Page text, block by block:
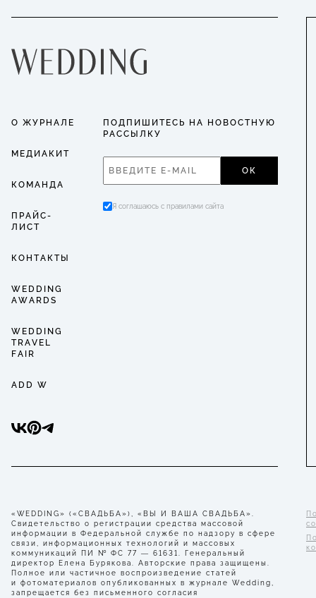
О ЖУРНАЛЕ
МЕДИАКИТ
КОМАНДА
ПРАЙС-
ЛИСТ
КОНТАКТЫ
WEDDING
AWARDS
WEDDING
TRAVEL
FAIR
ADD W
ПОДПИШИТЕСЬ НА НОВОСТНУЮ
РАССЫЛКУ
ОК
Я соглашаюсь с правилами сайта
«WEDDING» («СВАДЬБА»), «ВЫ И ВАША СВАДЬБА».
Свидетельство о регистрации средства массовой
информации в Федеральной службе по надзору в сфере
связи, информационных технологий и массовых
коммуникаций ПИ № ФС 77 — 61631. Генеральный
директор Елена Бурякова. Авторские права защищены.
Полное или частичное воспроизведение статей
и фотоматериалов опубликованных в журнале Wedding,
запрещается без письменного согласия